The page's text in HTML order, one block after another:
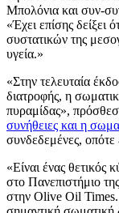
Μπολόνια και συν-
«Έχει επίσης δείξει
συστατικών της
υγεία.»
«Στην τελευταία
διατροφής, η
πυραμίδας»,
συνήθειες και η
συνδεδεμένες, οπότε
«Είναι ένας
στο Πανεπιστήμιο
στην Olive Oil Times.